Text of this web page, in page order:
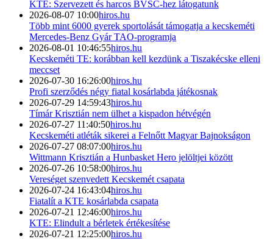
KTE: Szervezett és harcos BVSC-hez látogatunk
2026-08-07 10:00hiros.hu
Több mint 6000 gyerek sportolását támogatja a kecskeméti
Mercedes-Benz Gyár TAO-programja
2026-08-01 10:46:55hiros.hu
Kecskeméti TE: korábban kell kezdünk a Tiszakécske elleni
meccset
2026-07-30 16:26:00hiros.hu
Profi szerződés négy fiatal kosárlabda játékosnak
2026-07-29 14:59:43hiros.hu
Tímár Krisztián nem ülhet a kispadon hétvégén
2026-07-27 11:40:50hiros.hu
Kecskeméti atléták sikerei a Felnőtt Magyar Bajnokságon
2026-07-27 08:07:00hiros.hu
Wittmann Krisztián a Hunbasket Hero jelöltjei között
2026-07-26 10:58:00hiros.hu
Vereséget szenvedett Kecskemét csapata
2026-07-24 16:43:04hiros.hu
Fiatalít a KTE kosárlabda csapata
2026-07-21 12:46:00hiros.hu
KTE: Elindult a bérletek értékesítése
2026-07-21 12:25:00hiros.hu